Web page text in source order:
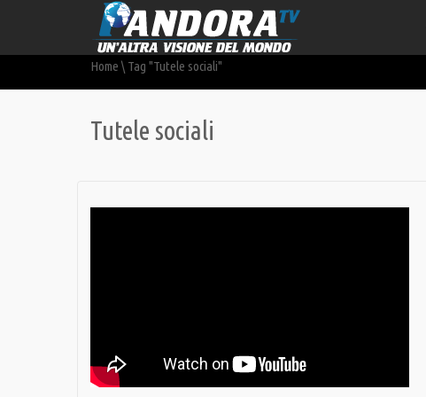
Home \ Tag "Tutele sociali"
Tutele sociali